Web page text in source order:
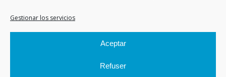
Gestionar los servicios
Aceptar
Refuser